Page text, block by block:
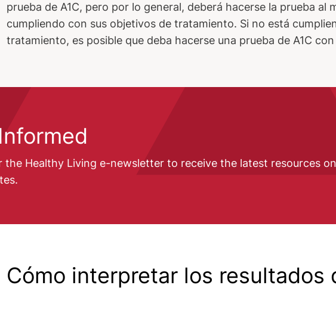
prueba de A1C, pero por lo general, deberá hacerse la prueba al
cumpliendo con sus objetivos de tratamiento. Si no está
tratamiento, es posible que deba hacerse una prueba de A1C
the Healthy Living e-newsletter to receive the latest resources
Cómo interpretar los resultados